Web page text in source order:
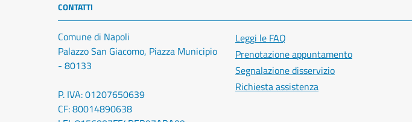
CONTATTI
Comune di Napoli
Palazzo San Giacomo, Piazza Municipio
- 80133
P. IVA: 01207650639
CF: 80014890638
Leggi le FAQ
Prenotazione appuntamento
Segnalazione disservizio
Richiesta assistenza